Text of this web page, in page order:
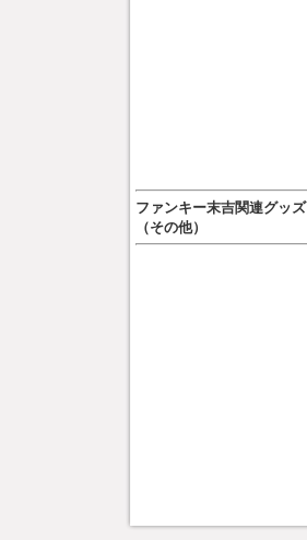
ファンキー末吉関連グッズ
（その他）